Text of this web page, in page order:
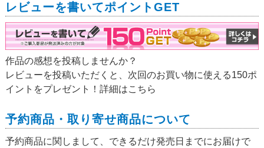
レビューを書いてポイントGET
作品の感想を投稿しませんか？
レビューを投稿いただくと、次回のお買い物に使える150ポ
イントをプレゼント！詳細はこちら
予約商品・取り寄せ商品について
予約商品に関しまして、できるだけ発売日までにお届けで